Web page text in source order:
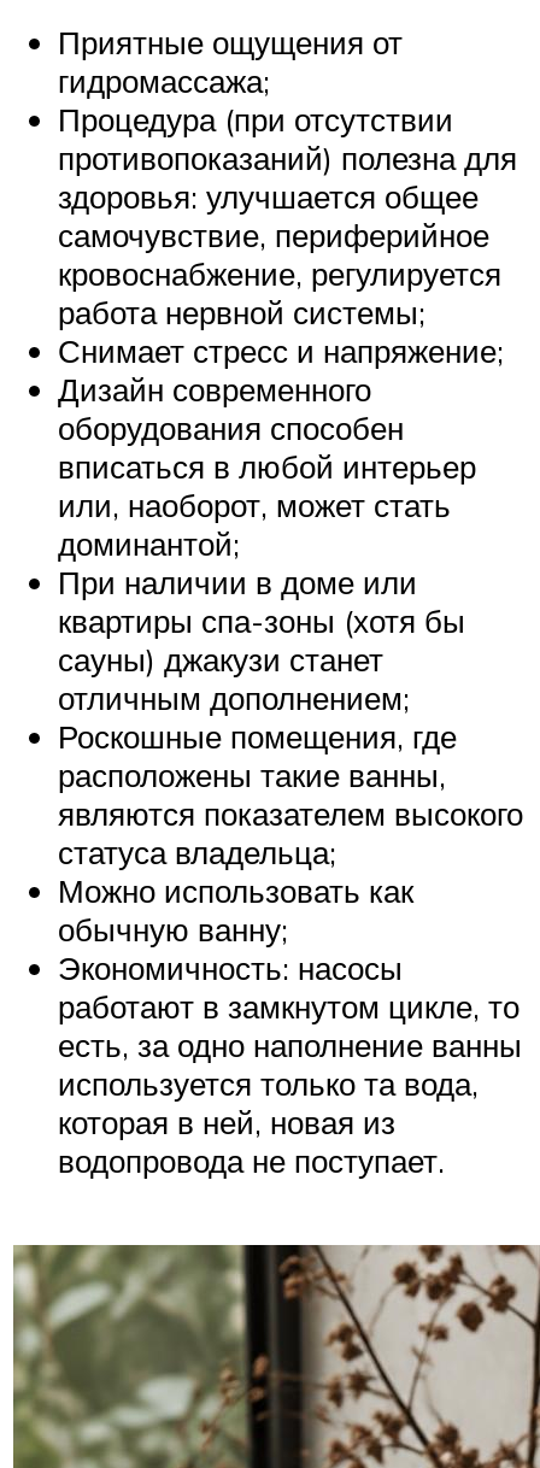
Приятные ощущения от
гидромассажа;
Процедура (при отсутствии
противопоказаний) полезна для
здоровья: улучшается общее
самочувствие, периферийное
кровоснабжение, регулируется
работа нервной системы;
Снимает стресс и напряжение;
Дизайн современного
оборудования способен
вписаться в любой интерьер
или, наоборот, может стать
доминантой;
При наличии в доме или
квартиры спа-зоны (хотя бы
сауны) джакузи станет
отличным дополнением;
Роскошные помещения, где
расположены такие ванны,
являются показателем высокого
статуса владельца;
Можно использовать как
обычную ванну;
Экономичность: насосы
работают в замкнутом цикле, то
есть, за одно наполнение ванны
используется только та вода,
которая в ней, новая из
водопровода не поступает.